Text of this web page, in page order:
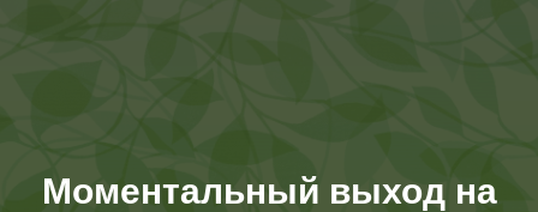
Моментальный выход на